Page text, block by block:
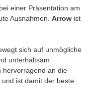
einer Präsentation am
Ausnahmen. Arrow ist
sich auf unmögliche
unterhaltsam
hervorragend an die
und ist damit der beste